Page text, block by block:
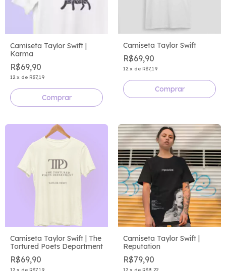
Camiseta Taylor Swift |
Karma
R$69,90
12 x de R$7,19
Comprar
Camiseta Taylor Swift
R$69,90
12 x de R$7,19
Comprar
Camiseta Taylor Swift | The
Tortured Poets Department
R$69,90
Camiseta Taylor Swift |
Reputation
R$79,90